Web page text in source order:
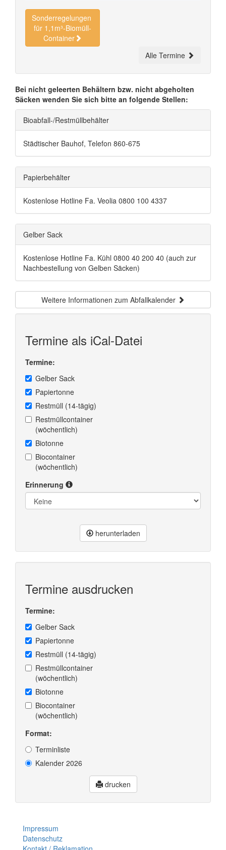
Sonderregelungen
für 1,1m³-Biomüll-
Container
Alle Termine
Bei nicht geleerten Behältern bzw. nicht abgeholten
Säcken wenden Sie sich bitte an folgende Stellen:
Bioabfall-/Restmüllbehälter
Städtischer Bauhof, Telefon 860-675
Papierbehälter
Kostenlose Hotline Fa. Veolia 0800 100 4337
Gelber Sack
Kostenlose Hotline Fa. Kühl 0800 40 200 40 (auch zur
Nachbestellung von Gelben Säcken)
Weitere Informationen zum Abfallkalender
Termine als iCal-Datei
Termine:
Gelber Sack
Papiertonne
Restmüll (14-tägig)
Restmüllcontainer
(wöchentlich)
Biotonne
Biocontainer
(wöchentlich)
Erinnerung
herunterladen
Termine ausdrucken
Termine:
Gelber Sack
Papiertonne
Restmüll (14-tägig)
Restmüllcontainer
(wöchentlich)
Biotonne
Biocontainer
(wöchentlich)
Format:
Terminliste
Kalender 2026
drucken
Impressum
Datenschutz